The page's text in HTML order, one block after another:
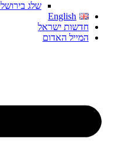
שלג
English
חדשות ישראל
המייל האדום